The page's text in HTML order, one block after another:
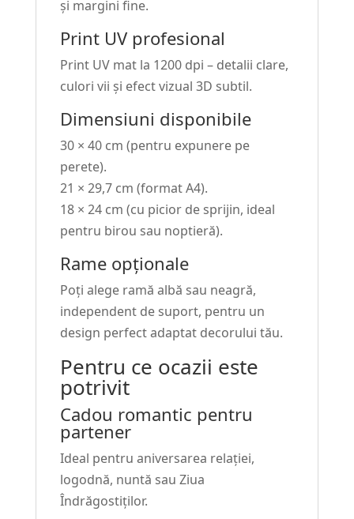
și margini fine.
Print UV profesional
Print UV mat la 1200 dpi – detalii clare,
culori vii și efect vizual 3D subtil.
Dimensiuni disponibile
30 × 40 cm (pentru expunere pe
perete).
21 × 29,7 cm (format A4).
18 × 24 cm (cu picior de sprijin, ideal
pentru birou sau noptieră).
Rame opționale
Poți alege ramă albă sau neagră,
independent de suport, pentru un
design perfect adaptat decorului tău.
Pentru ce ocazii este
potrivit
Cadou romantic pentru
partener
Ideal pentru aniversarea relației,
logodnă, nuntă sau Ziua
Îndrăgostiților.